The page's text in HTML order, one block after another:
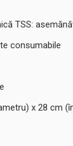
TSS:
consumabile
x 28 cm